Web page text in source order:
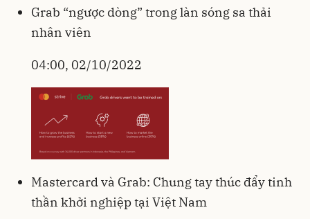
Grab “ngược dòng” trong làn sóng sa thải
nhân viên
04:00, 02/10/2022
Mastercard và Grab: Chung tay thúc đẩy tinh
thần khởi nghiệp tại Việt Nam